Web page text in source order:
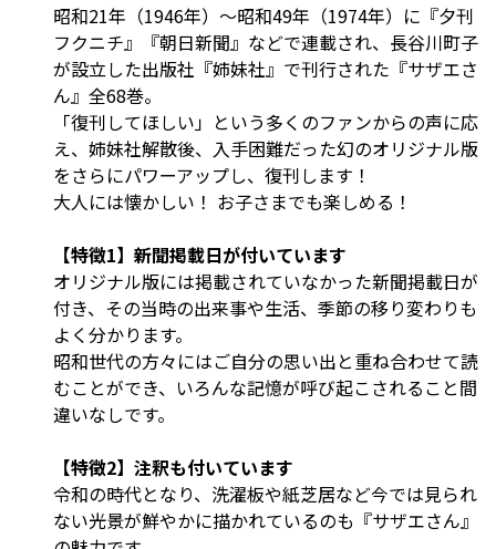
昭和21年（1946年）～昭和49年（1974年）に『夕刊
フクニチ』『朝日新聞』などで連載され、長谷川町子
が設立した出版社『姉妹社』で刊行された『サザエさ
ん』全68巻。
「復刊してほしい」という多くのファンからの声に応
え、姉妹社解散後、入手困難だった幻のオリジナル版
をさらにパワーアップし、復刊します！
大人には懐かしい！ お子さまでも楽しめる！
【特徴1】新聞掲載日が付いています
オリジナル版には掲載されていなかった新聞掲載日が
付き、その当時の出来事や生活、季節の移り変わりも
よく分かります。
昭和世代の方々にはご自分の思い出と重ね合わせて読
むことができ、いろんな記憶が呼び起こされること間
違いなしです。
【特徴2】注釈も付いています
令和の時代となり、洗濯板や紙芝居など今では見られ
ない光景が鮮やかに描かれているのも『サザエさん』